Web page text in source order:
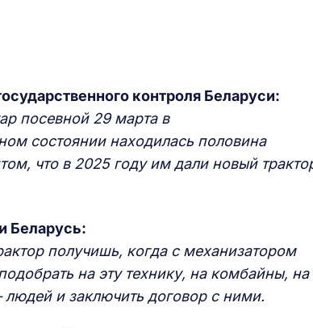
контроля Беларуси:
посевной 29 марта в
состоянии находилась половина
что в 2025 году им дали новый
Беларусь:
получишь, когда с механизатором
на эту технику, на комбайны, на
и заключить договор с ними.